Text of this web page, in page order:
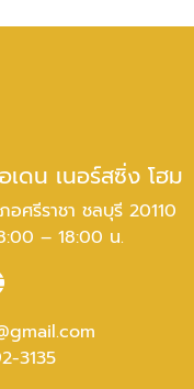
ดน เนอร์สซิ่ง โฮม
ศรีราชา ชลบุรี 20110
– 18:00 น.
3135